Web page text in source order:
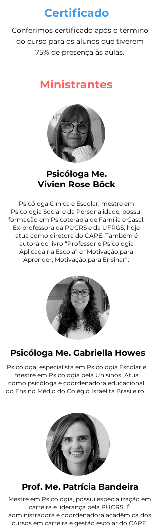
Certificado
Conferimos certificado após o término
do curso para os alunos que tiverem
75% de presença às aulas.
Ministrantes
Psicóloga Me.
Vivien Rose Böck
Psicóloga Clínica e Escolar, mestre em
Psicologia Social e da Personalidade, possui
formação em Psicoterapia de Família e Casal.
Ex-professora da PUCRS e da UFRGS, hoje
atua como diretora do CAPE. Também é
autora do livro “Professor e Psicologia
Aplicada na Escola” e “Motivação para
Aprender, Motivação para Ensinar”.
Psicóloga Me. Gabriella Howes
Psicóloga, especialista em Psicologia Escolar e
mestre em Psicologia pela Unisinos. Atua
como psicóloga e coordenadora educacional
do Ensino Médio do Colégio Israelita Brasileiro.
Prof. Me. Patrícia Bandeira
Mestre em Psicologia, possui especialização em
carreira e liderança pela PUCRS. É
administradora e coordenadora acadêmica dos
cursos em carreira e gestão escolar do CAPE,